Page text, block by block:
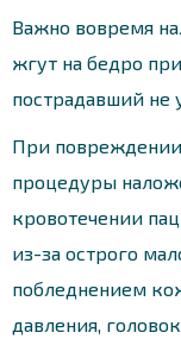
Важно вовремя
жгут на бедро
пострадавший не
При повреждении
процедуры
кровотечении
из-за острого
побледнением
давления,